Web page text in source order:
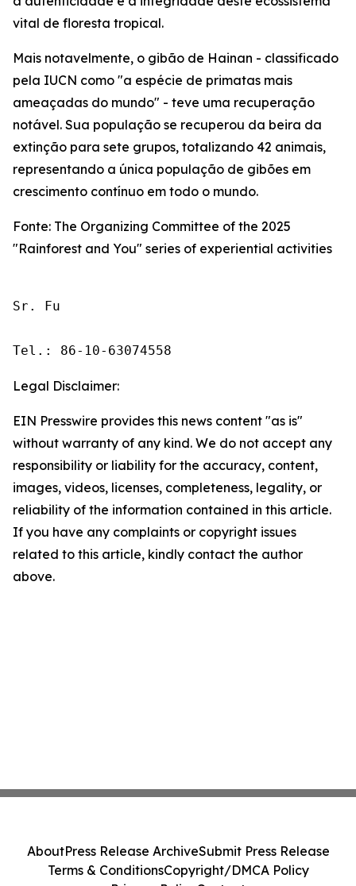
vital de floresta tropical.
Mais notavelmente, o gibão de Hainan - classificado
pela IUCN como "a espécie de primatas mais
ameaçadas do mundo" - teve uma recuperação
notável. Sua população se recuperou da beira da
extinção para sete grupos, totalizando 42 animais,
representando a única população de gibões em
crescimento contínuo em todo o mundo.
Fonte: The Organizing Committee of the 2025
"Rainforest and You" series of experiential activities
Sr. Fu
Tel.: 86-10-63074558
Legal Disclaimer:
EIN Presswire provides this news content "as is"
without warranty of any kind. We do not accept any
responsibility or liability for the accuracy, content,
images, videos, licenses, completeness, legality, or
reliability of the information contained in this article.
If you have any complaints or copyright issues
related to this article, kindly contact the author
above.
AboutPress Release ArchiveSubmit Press Release
Terms & ConditionsCopyright/DMCA Policy